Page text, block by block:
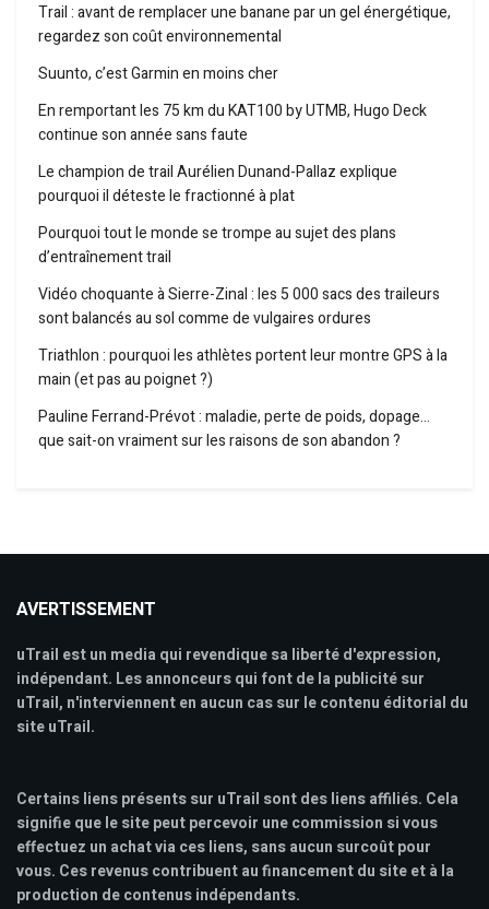
Trail : avant de remplacer une banane par un gel énergétique,
regardez son coût environnemental
Suunto, c’est Garmin en moins cher
En remportant les 75 km du KAT100 by UTMB, Hugo Deck
continue son année sans faute
Le champion de trail Aurélien Dunand-Pallaz explique
pourquoi il déteste le fractionné à plat
Pourquoi tout le monde se trompe au sujet des plans
d’entraînement trail
Vidéo choquante à Sierre-Zinal : les 5 000 sacs des traileurs
sont balancés au sol comme de vulgaires ordures
Triathlon : pourquoi les athlètes portent leur montre GPS à la
main (et pas au poignet ?)
Pauline Ferrand-Prévot : maladie, perte de poids, dopage…
que sait-on vraiment sur les raisons de son abandon ?
AVERTISSEMENT
uTrail est un media qui revendique sa liberté d'expression,
indépendant. Les annonceurs qui font de la publicité sur
uTrail, n'interviennent en aucun cas sur le contenu éditorial du
site uTrail.
Certains liens présents sur uTrail sont des liens affiliés. Cela
signifie que le site peut percevoir une commission si vous
effectuez un achat via ces liens, sans aucun surcoût pour
vous. Ces revenus contribuent au financement du site et à la
production de contenus indépendants.